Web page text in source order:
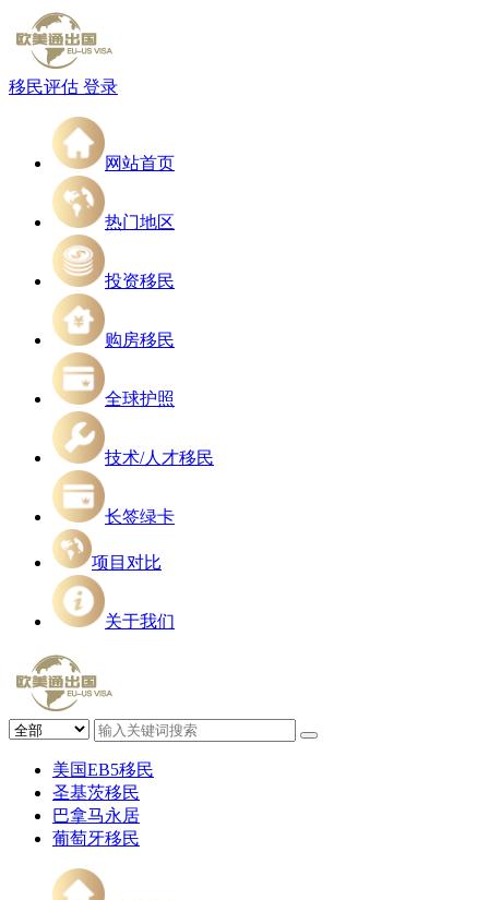
移民评估 登录
网站首页
热门地区
投资移民
购房移民
全球护照
技术/人才移民
长签绿卡
项目对比
关于我们
美国EB5移民
圣基茨移民
巴拿马永居
葡萄牙移民